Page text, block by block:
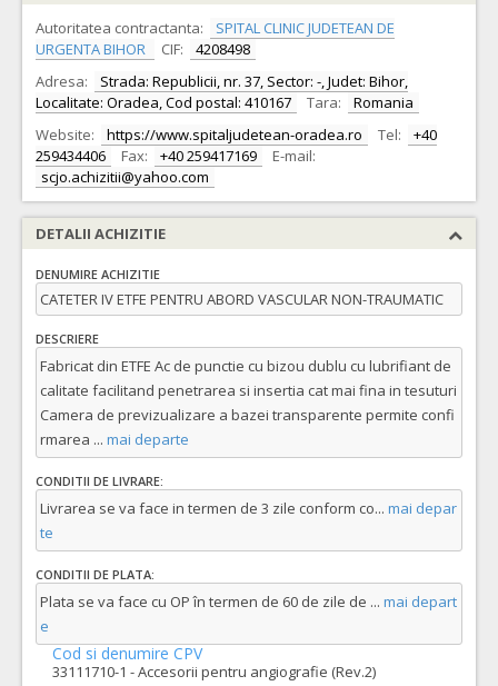
Autoritatea contractanta:
SPITAL CLINIC JUDETEAN DE
URGENTA BIHOR
CIF:
4208498
Adresa:
Strada: Republicii, nr. 37, Sector: -, Judet: Bihor,
Localitate: Oradea, Cod postal: 410167
Tara:
Romania
Website:
https://www.spitaljudetean-oradea.ro Tel:
+40
259434406
Fax: +40 259417169
E-mail:
scjo.achizitii@yahoo.com
DETALII ACHIZITIE
DENUMIRE ACHIZITIE
CATETER IV ETFE PENTRU ABORD VASCULAR NON-TRAUMATIC
DESCRIERE
Fabricat din ETFE Ac de punctie cu bizou dublu cu lubrifiant de
calitate facilitand penetrarea si insertia cat mai fina in tesuturi
Camera de previzualizare a bazei transparente permite confi
rmarea ... mai departe
CONDITII DE LIVRARE:
Livrarea se va face in termen de 3 zile conform co... mai depar
te
CONDITII DE PLATA:
Plata se va face cu OP în termen de 60 de zile de ... mai depart
e
Cod si denumire CPV
33111710-1 - Accesorii pentru angiografie (Rev.2)